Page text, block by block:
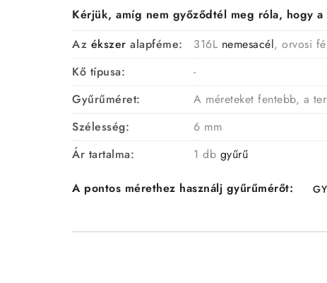
Kérjük, amíg nem győződtél meg róla, hogy
Az ékszer alapféme: 316L nemesacél, orvosi
Kő típusa:
-
Gyűrűméret:
A méreteket fentebb, a
Szélesség:
6 mm
Ár tartalma:
1 db gyűrű
A pontos mérethez használj gyűrűmérőt: